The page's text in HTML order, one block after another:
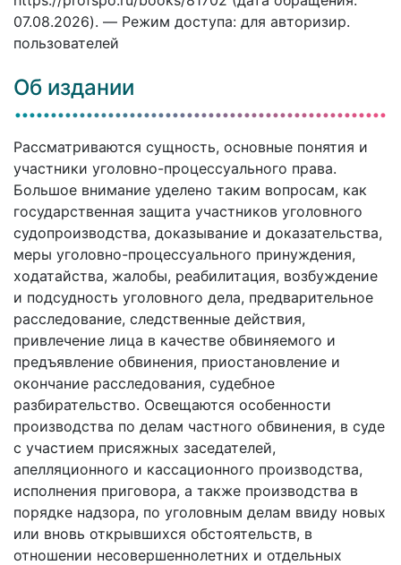
07.08.2026). — Режим доступа: для авторизир.
пользователей
Об издании
Рассматриваются сущность, основные понятия и
участники уголовно-процессуального права.
Большое внимание уделено таким вопросам, как
государственная защита участников уголовного
судопроизводства, доказывание и доказательства,
меры уголовно-процессуального принуждения,
ходатайства, жалобы, реабилитация, возбуждение
и подсудность уголовного дела, предварительное
расследование, следственные действия,
привлечение лица в качестве обвиняемого и
предъявление обвинения, приостановление и
окончание расследования, судебное
разбирательство. Освещаются особенности
производства по делам частного обвинения, в суде
с участием присяжных заседателей,
апелляционного и кассационного производства,
исполнения приговора, а также производства в
порядке надзора, по уголовным делам ввиду новых
или вновь открывшихся обстоятельств, в
отношении несовершеннолетних и отдельных